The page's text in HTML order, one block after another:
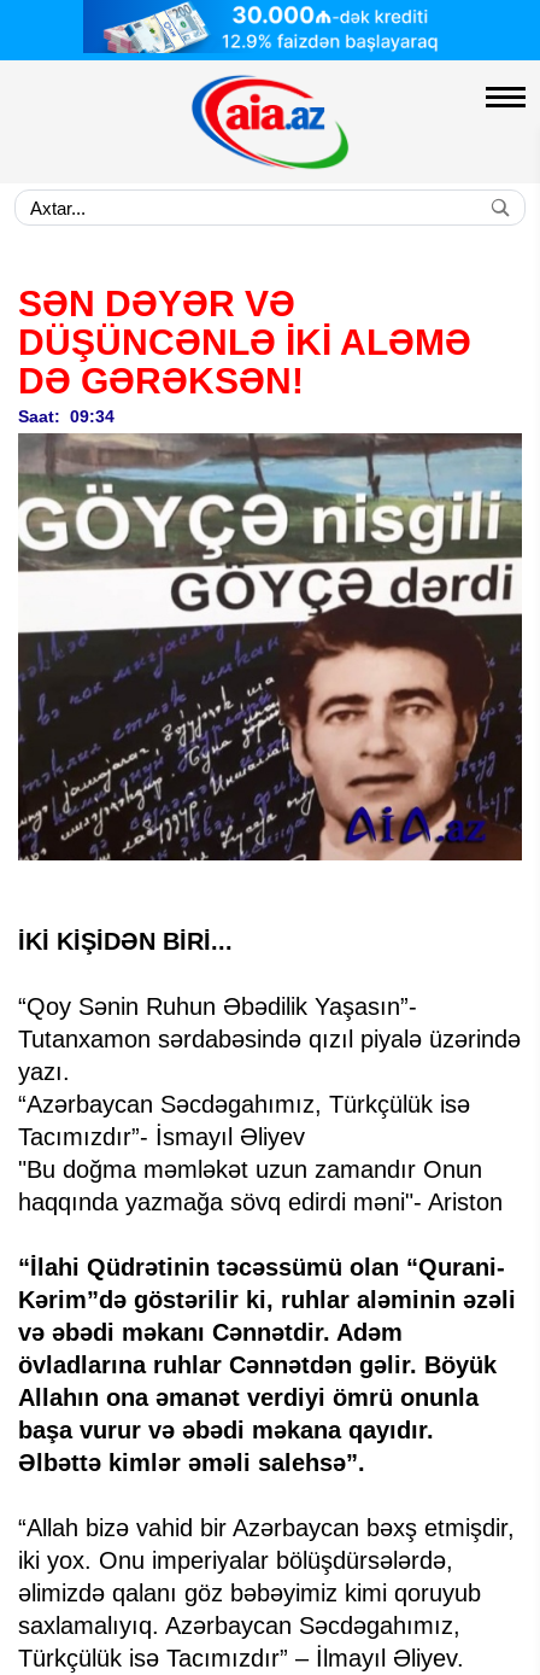
SƏN DƏYƏR VƏ
DÜŞÜNCƏNLƏ İKİ ALƏMƏ
DƏ GƏRƏKSƏN!
Saat: 09:34
İKİ KİŞİDƏN BİRİ...
“Qoy Sənin Ruhun Əbədilik Yaşasın”-
Tutanxamon sərdabəsində qızıl piyalə üzərində
yazı.
“Azərbaycan Səcdəgahımız, Türkçülük isə
Tacımızdır”- İsmayıl Əliyev
"Bu doğma məmləkət uzun zamandır Onun
haqqında yazmağa sövq edirdi məni"- Ariston
“İlahi Qüdrətinin təcəssümü olan “Qurani-
Kərim”də göstərilir ki, ruhlar aləminin əzəli
və əbədi məkanı Cənnətdir. Adəm
övladlarına ruhlar Cənnətdən gəlir. Böyük
Allahın ona əmanət verdiyi ömrü onunla
başa vurur və əbədi məkana qayıdır.
Əlbəttə kimlər əməli salehsə”.
“Allah bizə vahid bir Azərbaycan bəxş etmişdir,
iki yox. Onu imperiyalar bölüşdürsələrdə,
əlimizdə qalanı göz bəbəyimiz kimi qoruyub
saxlamalıyıq. Azərbaycan Səcdəgahımız,
Türkçülük isə Tacımızdır” – İlmayıl Əliyev.